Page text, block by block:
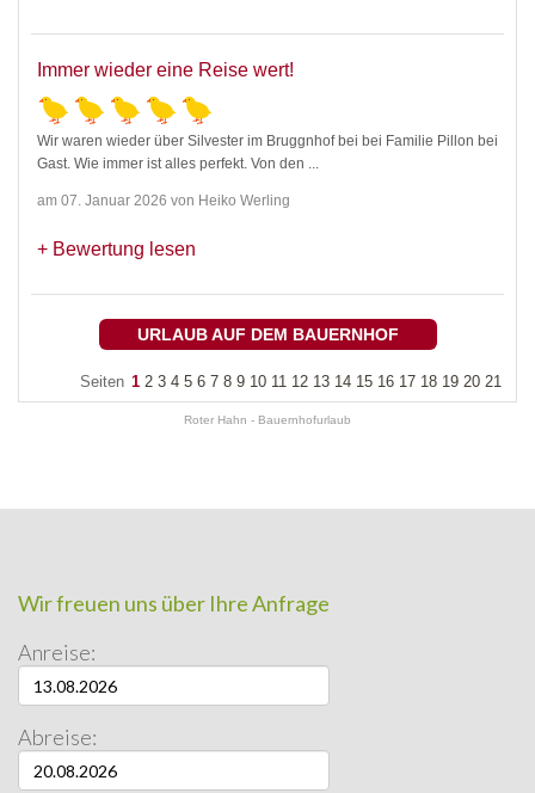
Immer wieder eine Reise wert!
Wir waren wieder über Silvester im Bruggnhof bei bei Familie Pillon bei
Gast. Wie immer ist alles perfekt. Von den ...
am 07. Januar 2026 von Heiko Werling
Bewertung lesen
URLAUB AUF DEM BAUERNHOF
Seiten 1 2 3 4 5 6 7 8 9 10 11 12 13 14 15 16 17 18 19 20 21
Roter Hahn - Bauernhofurlaub
Wir freuen uns über Ihre Anfrage
Anreise:
Abreise: